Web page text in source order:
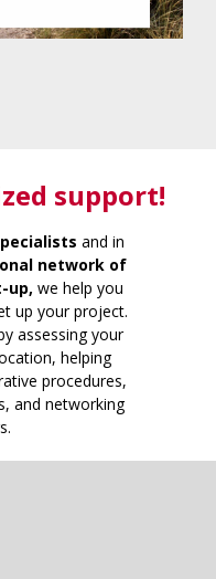
support!
and in
network of
up, we help you
up your project.
assessing your
helping
procedures,
and networking